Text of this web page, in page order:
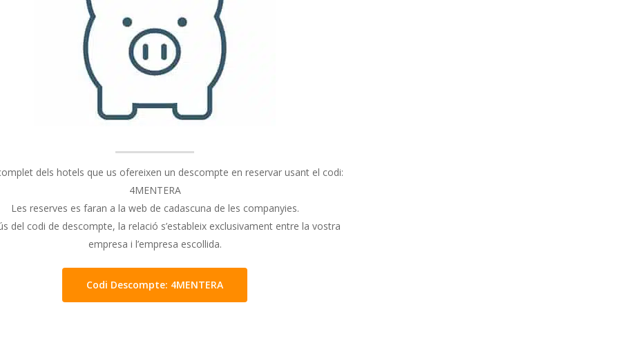
dels hotels que us ofereixen un descompte en reservar usant el codi:
4MENTERA
Les reserves es faran a la web de cadascuna de les companyies.
del codi de descompte, la relació s’estableix exclusivament entre la vostra
empresa i l’empresa escollida.
Codi Descompte: 4MENTERA